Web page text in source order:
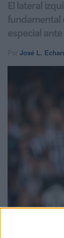
El lateral
fundamental
especial
Por José L.